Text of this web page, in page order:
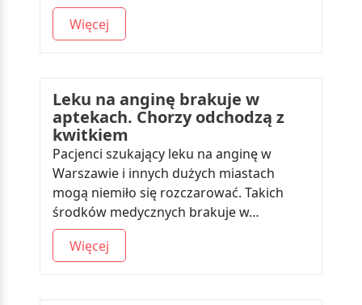
Więcej
Leku na anginę brakuje w
aptekach. Chorzy odchodzą z
kwitkiem
Pacjenci szukający leku na anginę w
Warszawie i innych dużych miastach
mogą niemiło się rozczarować. Takich
środków medycznych brakuje w…
Więcej